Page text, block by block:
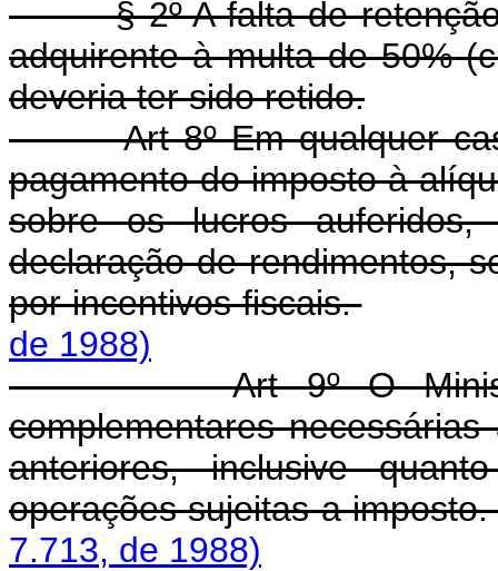
§ 2º A falta de retenção
adquirente à multa de 50%
deveria ter sido retido.
Art 8º Em qualquer
pagamento do imposto à
sobre os lucros
declaração de rendimentos,
por incentivos fiscais.
de 1988)
Art 9º O
complementares
anteriores, inclusive
operações sujeitas a
7.713, de 1988)